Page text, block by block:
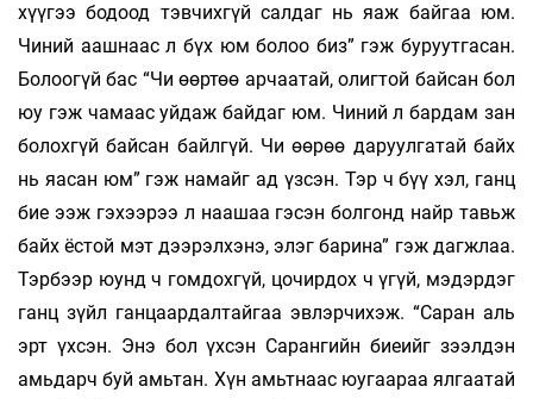
хүүгээ бодоод тэвчихгүй салдаг нь яаж байгаа юм.
Чиний аашнаас л бүх юм болоо биз” гэж буруутгасан.
Болоогүй бас “Чи өөртөө арчаатай, олигтой байсан бол
юу гэж чамаас уйдаж байдаг юм. Чиний л бардам зан
болохгүй байсан байлгүй. Чи өөрөө даруулгатай байх
нь яасан юм” гэж намайг ад үзсэн. Тэр ч бүү хэл, ганц
бие ээж гэхээрээ л наашаа гэсэн болгонд найр тавьж
байх ёстой мэт дээрэлхэнэ, элэг барина” гэж дагжлаа.
Тэрбээр юунд ч гомдохгүй, цочирдох ч үгүй, мэдэрдэг
ганц зүйл ганцаардалтайгаа эвлэрчихэж. “Саран аль
эрт үхсэн. Энэ бол үхсэн Сарангийн биеийг зээлдэн
амьдарч буй амьтан. Хүн амьтнаас юугаараа ялгаатай